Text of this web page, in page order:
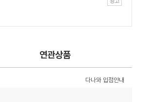
연관상품
다나와 입점안내